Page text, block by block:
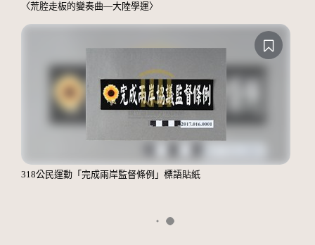
〈荒腔走板的變奏曲—大陸學運〉
318公民運動「完成兩岸監督條例」標語貼紙